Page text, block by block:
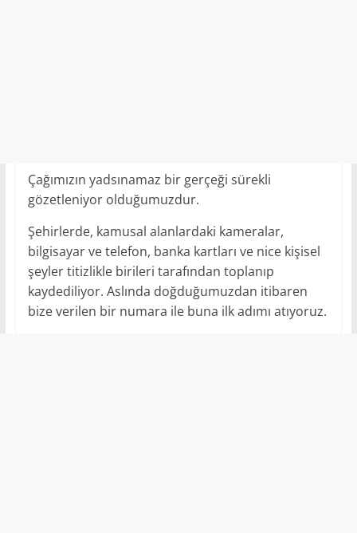
Çağımızın yadsınamaz bir gerçeği sürekli
gözetleniyor olduğumuzdur.
Şehirlerde, kamusal alanlardaki kameralar,
bilgisayar ve telefon, banka kartları ve nice kişisel
şeyler titizlikle birileri tarafından toplanıp
kaydediliyor. Aslında doğduğumuzdan itibaren
bize verilen bir numara ile buna ilk adımı atıyoruz.